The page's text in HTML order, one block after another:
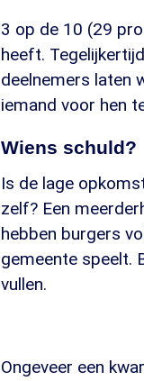
3 op de 10 (29
heeft.
deelnemers laten
iemand voor hen
Wiens schuld?
Is de lage
zelf? Een
hebben burgers
gemeente speelt.
vullen.
Ongeveer een